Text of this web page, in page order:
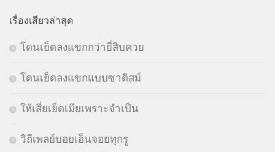
เรื่องเสียวล่าสุด
โดนเย็ดลงแขกกว่ายี่สิบควย
โดนเย็ดลงแขกแบบซาดิสม์
ให้เสี่ยเย็ดเมียเพราะจำเป็น
วิถีเพลย์บอยเอ็นจอยทุกรู